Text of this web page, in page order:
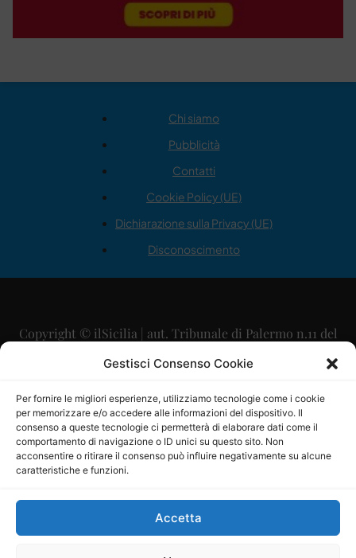
Gestisci Consenso Cookie
Per fornire le migliori esperienze, utilizziamo tecnologie come i cookie
per memorizzare e/o accedere alle informazioni del dispositivo. Il
consenso a queste tecnologie ci permetterà di elaborare dati come il
comportamento di navigazione o ID unici su questo sito. Non
acconsentire o ritirare il consenso può influire negativamente su alcune
caratteristiche e funzioni.
Accetta
Chi siamo
Pubblicità
Contatti
Cookie Policy (UE)
Dichiarazione sulla Privacy (UE)
Disconoscimento
Copyright © ilSicilia | aut. Tribunale di Palermo n.11 del
29/09/2015
Direttore Editoriale: Maurizio Scaglione
Direttore Responsabile: Maria Calabrese
P.IVA: 06334930820
Mercurio Comunicazione Società Cooperativa a r.l. è